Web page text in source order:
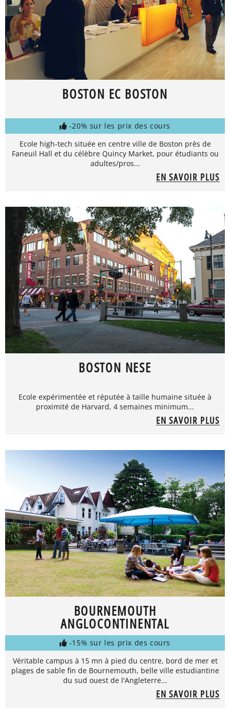
BOSTON EC BOSTON
-20% sur les prix des cours
Ecole high-tech située en centre ville de Boston près de
Faneuil Hall et du célèbre Quincy Market, pour étudiants ou
adultes/pros...
EN SAVOIR PLUS
BOSTON NESE
Ecole expérimentée et réputée à taille humaine située à
proximité de Harvard, 4 semaines minimum...
EN SAVOIR PLUS
BOURNEMOUTH
ANGLOCONTINENTAL
-15% sur les prix des cours
Véritable campus à 15 mn à pied du centre, bord de mer et
plages de sable fin de Bournemouth, belle ville estudiantine
du sud ouest de l'Angleterre...
EN SAVOIR PLUS